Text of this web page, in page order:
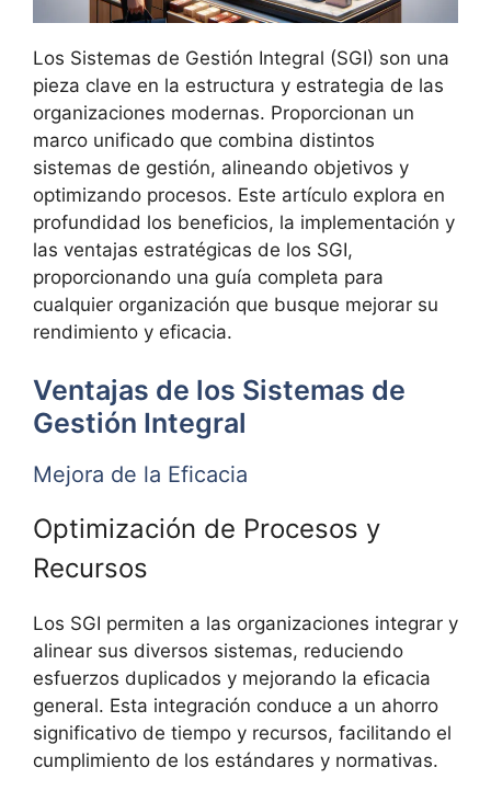
Los Sistemas de Gestión Integral (SGI) son una
pieza clave en la estructura y estrategia de las
organizaciones modernas. Proporcionan un
marco unificado que combina distintos
sistemas de gestión, alineando objetivos y
optimizando procesos. Este artículo explora en
profundidad los beneficios, la implementación y
las ventajas estratégicas de los SGI,
proporcionando una guía completa para
cualquier organización que busque mejorar su
rendimiento y eficacia.
Ventajas de los Sistemas de
Gestión Integral
Mejora de la Eficacia
Optimización de Procesos y
Recursos
Los SGI permiten a las organizaciones integrar y
alinear sus diversos sistemas, reduciendo
esfuerzos duplicados y mejorando la eficacia
general. Esta integración conduce a un ahorro
significativo de tiempo y recursos, facilitando el
cumplimiento de los estándares y normativas.